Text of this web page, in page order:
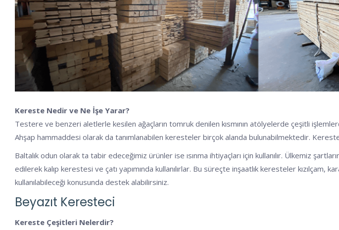
Kereste Nedir ve Ne İşe Yarar?
Testere ve benzeri aletlerle kesilen ağaçların tomruk denilen kısmının atölyelerde çeşitli
Ahşap hammaddesi olarak da tanımlanabilen keresteler birçok alanda bulunabilmektedir.
Baltalık odun olarak ta tabir edeceğimiz ürünler ise ısınma ihtiyaçları için kullanılır. Ülkemiz
edilerek kalıp kerestesi ve çatı yapımında kullanılırlar. Bu süreçte inşaatlık keresteler
kullanılabileceği konusunda destek alabilirsiniz.
Beyazıt Keresteci
Kereste Çeşitleri Nelerdir?